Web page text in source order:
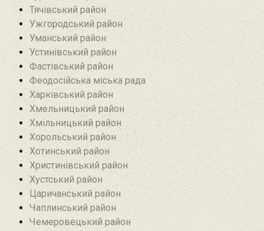
Тячівський район
Ужгородський район
Уманський район
Устинівський район
Фастівський район
Феодосійська міська рада
Харківський район
Хмельницький район
Хмільницький район
Хорольський район
Хотинський район‎
Христинівський район
Хустський район
Царичанський район
Чаплинський район
Чемеровецький район